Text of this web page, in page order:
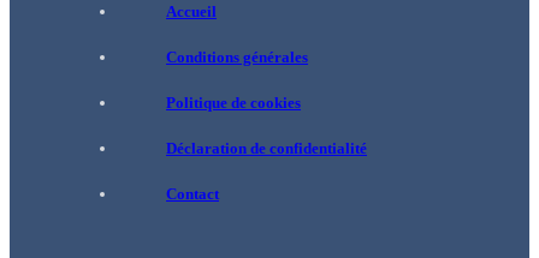
Accueil
Conditions générales
Politique de cookies
Déclaration de confidentialité
Contact